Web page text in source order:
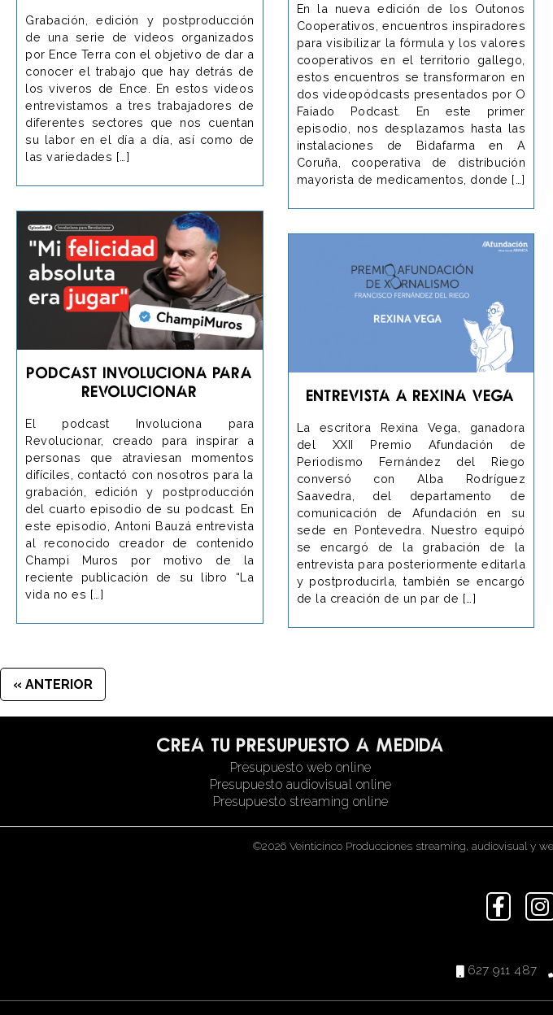
Grabación, edición y postproducción
de una serie de videos organizados
por Ence Terra con el objetivo de dar a
conocer el trabajo que hay detrás de
los viveros de Ence. En estos videos
entrevistamos a tres trabajadores de
diferentes sectores que nos cuentan
su labor en el día a día, así como de
las variedades […]
Podcast Involuciona para
Revolucionar
El podcast Involuciona para
Revolucionar, creado para inspirar a
personas que atraviesan momentos
difíciles, contactó con nosotros para la
grabación, edición y postproducción
del cuarto episodio de su podcast. En
este episodio, Antoni Bauzá entrevista
al reconocido creador de contenido
Champi Muros por motivo de la
reciente publicación de su libro “La
vida no es […]
En la nueva edición de los Outonos
Cooperativos, encuentros inspiradores
para visibilizar la fórmula y los valores
cooperativos en el territorio gallego,
estos encuentros se transformaron en
dos videopódcasts presentados por O
Faiado Podcast. En este primer
episodio, nos desplazamos hasta las
instalaciones de Bidafarma en A
Coruña, cooperativa de distribución
mayorista de medicamentos, donde […]
Entrevista a Rexina Vega
La escritora Rexina Vega, ganadora
del XXII Premio Afundación de
Periodismo Fernández del Riego
conversó con Alba Rodríguez
Saavedra, del departamento de
comunicación de Afundación en su
sede en Pontevedra. Nuestro equipó
se encargó de la grabación de la
entrevista para posteriormente editarla
y postproducirla, también se encargó
de la creación de un par de […]
« ANTERIOR
Crea tu presupuesto a medida
Presupuesto web online
Presupuesto audiovisual online
Presupuesto streaming online
©2026 Veinticinco Producciones streaming, audiovisual y
627 911 487 |